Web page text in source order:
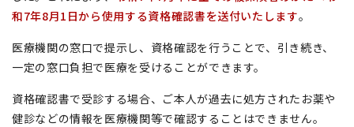
和7年8月1日から使用する資格確認書を送付いたします。
医療機関の窓口で提示し、資格確認を行うことで、引き続き、
一定の窓口負担で医療を受けることができます。
資格確認書で受診する場合、ご本人が過去に処方されたお薬や
健診などの情報を医療機関等で確認することはできません。